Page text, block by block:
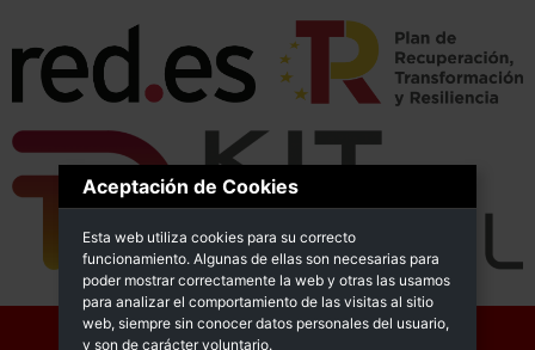
Aceptación de Cookies
Esta web utiliza cookies para su correcto
funcionamiento. Algunas de ellas son necesarias para
poder mostrar correctamente la web y otras las usamos
para analizar el comportamiento de las visitas al sitio
web, siempre sin conocer datos personales del usuario,
y son de carácter voluntario.